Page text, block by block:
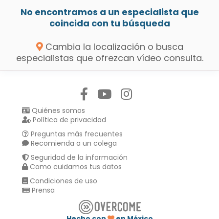
No encontramos a un especialista que
coincida con tu búsqueda
Cambia la localización o busca
especialistas que ofrezcan vídeo consulta.
Quiénes somos
Política de privacidad
Preguntas más frecuentes
Recomienda a un colega
Seguridad de la información
Como cuidamos tus datos
Condiciones de uso
Prensa